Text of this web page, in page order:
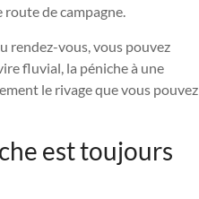
route de campagne.
rendez-vous, vous pouvez
fluvial, la péniche à une
le rivage que vous pouvez
est toujours